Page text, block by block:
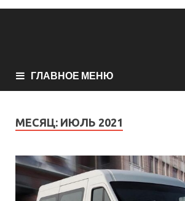
ГЛАВНОЕ МЕНЮ
МЕСЯЦ: ИЮЛЬ 2021